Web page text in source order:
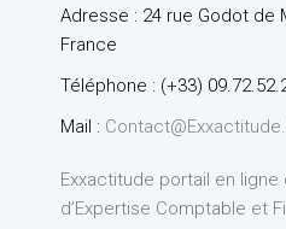
Adresse : 24 rue Godot de
France
Téléphone : (+33)
Mail :
Exxactitude portail en
d’Expertise Comptable et